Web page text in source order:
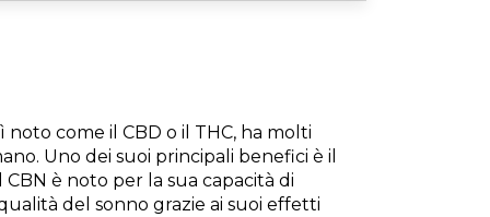
noto come il CBD o il THC, ha molti
Uno dei suoi principali benefici è il
è noto per la sua capacità di
del sonno grazie ai suoi effetti